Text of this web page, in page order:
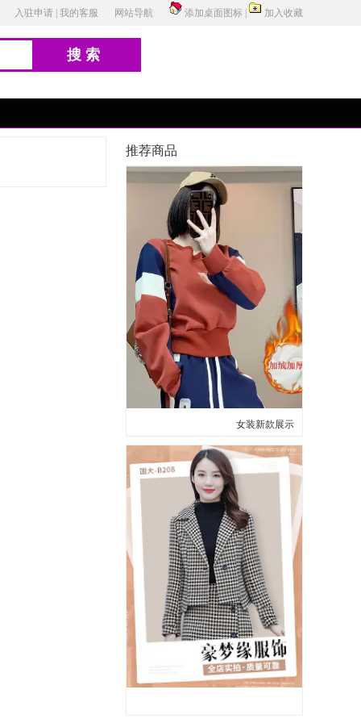
入驻申请 我的客服 网站导航 添加桌面图标 加入收藏
搜索
推荐商品
女装新款展示